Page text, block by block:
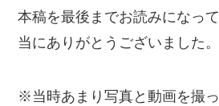
本稿を最後までお読みになっ
当にありがとうございました。
※当時あまり写真と動画を撮